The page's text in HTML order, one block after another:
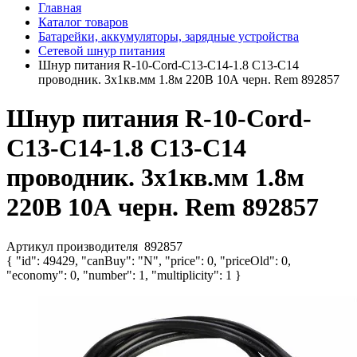
Главная
Каталог товаров
Батарейки, аккумуляторы, зарядные устройства
Сетевой шнур питания
Шнур питания R-10-Cord-C13-C14-1.8 C13-С14
проводник. 3х1кв.мм 1.8м 220В 10А черн. Rem 892857
Шнур питания R-10-Cord-
C13-C14-1.8 C13-С14
проводник. 3х1кв.мм 1.8м
220В 10А черн. Rem 892857
Артикул производителя 892857
{ "id": 49429, "canBuy": "N", "price": 0, "priceOld": 0,
"economy": 0, "number": 1, "multiplicity": 1 }